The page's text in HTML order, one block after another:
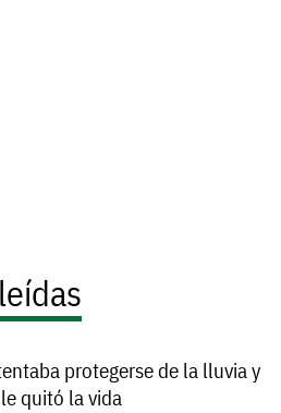
protegerse de la lluvia y
quitó la vida